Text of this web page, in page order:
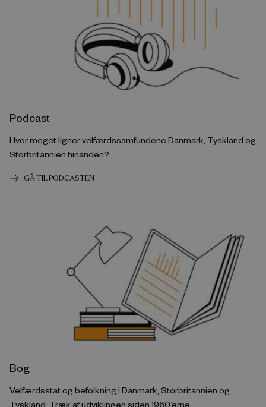
Podcast
Hvor meget ligner velfærdssamfundene Danmark, Tyskland og
Storbritannien hinanden?
GÅ TIL PODCASTEN
Bog
Velfærdsstat og befolkning i Danmark, Storbritannien og
Tyskland. Træk af udviklingen siden 1960’erne